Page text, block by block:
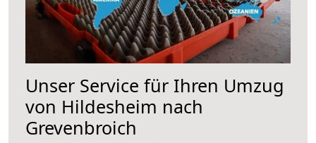
Unser Service für Ihren Umzug
von Hildesheim nach
Grevenbroich